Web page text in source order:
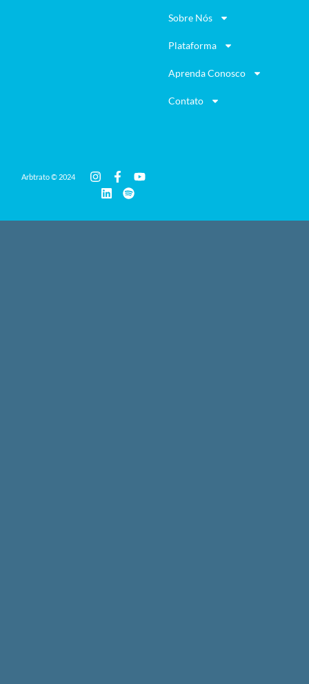
Sobre Nós
Plataforma
Aprenda Conosco
Contato
Arbtrato © 2024